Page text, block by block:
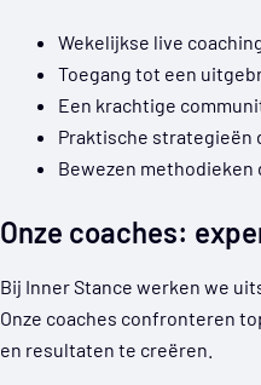
Wekelijkse live
Toegang tot een
Een krachtige
Praktische strategieën
Bewezen methodieken
Onze coaches:
Bij Inner Stance werken we
Onze coaches confronteren
en resultaten te creëren.